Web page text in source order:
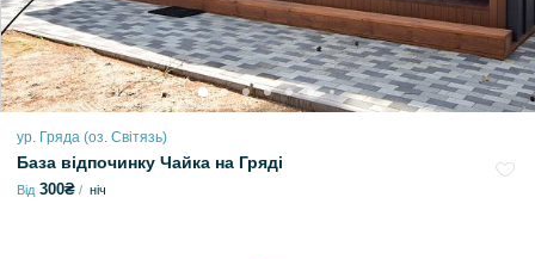
ур. Гряда (оз. Світязь)
База відпочинку Чайка на Гряді
Від 300₴ ніч